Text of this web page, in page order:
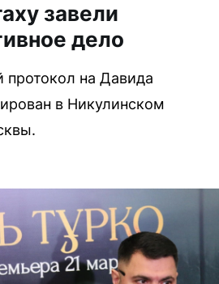
завели
дело
на Давида
в Никулинском